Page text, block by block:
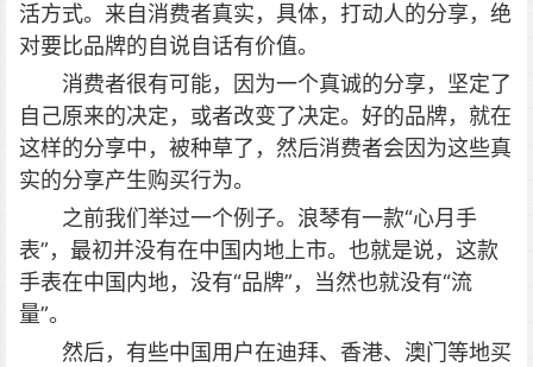
活方式。来自消费者真实，具体，打动人的分享，绝
对要比品牌的自说自话有价值。
消费者很有可能，因为一个真诚的分享，坚定了
自己原来的决定，或者改变了决定。好的品牌，就在
这样的分享中，被种草了，然后消费者会因为这些真
实的分享产生购买行为。
之前我们举过一个例子。浪琴有一款“心月手
表”，最初并没有在中国内地上市。也就是说，这款
手表在中国内地，没有“品牌”，当然也就没有“流
量”。
然后，有些中国用户在迪拜、香港、澳门等地买